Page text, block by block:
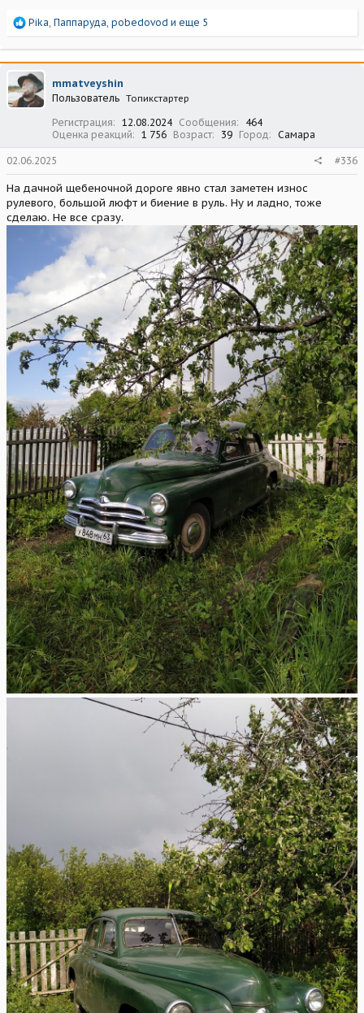
Р
а
к
ц
и
и
Pika Паппаруда pobedovod и еще 5
mmatveyshin
Пользователь Топикстартер
Регистрация 12.08.2024 Сообщения
464
Оценка реакций
1 756 Возраст 39 Город Самара
02.06.2025 #336
На дачной щебеночной дороге явно стал заметен износ
рулевого, большой люфт и биение в руль. Ну и ладно, тоже
сделаю. Не все сразу.